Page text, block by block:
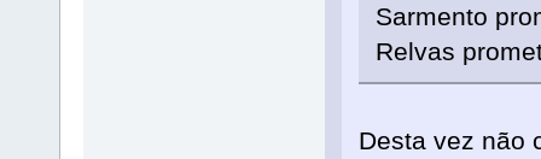
Sarmento
Relvas
Desta vez não